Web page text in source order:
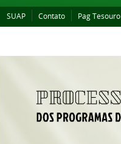
SUAP Contato Pag Tesouro